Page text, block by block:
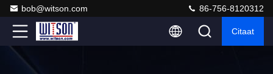
bob@witson.com 86-756-8120312
Citaat